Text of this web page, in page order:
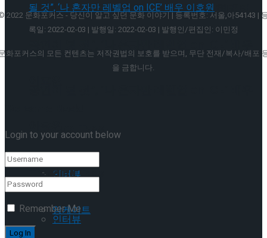
[인터뷰] “세계 어디에도 없던 새로운 형태의
Trending Tags
인터뷰
앙케이트
[인터뷰] “세계 어디에도 없던 새로운 형태의
Trending Tags
인터뷰
2022 문화포커스 - 당신이 알고 싶던 문화 이야기 | 등록번호: 서울,아54143 |
록일: 2022-02-03 | 발행일: 2022-02-03 | 발행인/편집인: 이민정
화포커스의 모든 컨텐츠는 저작권법의 보호를 받으며, 무단 전재/복사/배포
을 금합니다.
Login to your account below
Remember Me